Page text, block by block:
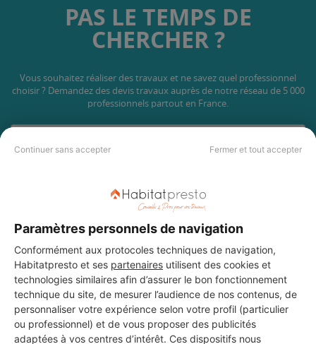
Continuer sans accepter Fermer et tout accepter
Paramètres personnels de navigation
Conformément aux protocoles techniques de navigation,
Habitatpresto et ses partenaires utilisent des cookies et
technologies similaires afin d’assurer le bon fonctionnement
technique du site, de mesurer l’audience de nos contenus, de
personnaliser votre expérience selon votre profil (particulier
ou professionnel) et de vous proposer des publicités
adaptées à vos centres d’intérêt. Ces dispositifs nous
PAS LE TEMPS DE
CHERCHER ?
Vous souhaitez réaliser des travaux et ne savez quel professionnel
choisir ? Demandez des devis travaux auprès de notre réseau de 5 000
professionnels partout en France.
DEMANDER UN DEVIS
Les 1 autres Carreleurs pour
vos travaux à Le Thou